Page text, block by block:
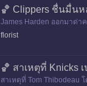
🏀 Clippers ชื่นมื่น
James Harden ออกมาด่า
florist
🏀 สาเหตุที่ Knicks
สาเหตุที่ Tom Thibodeau